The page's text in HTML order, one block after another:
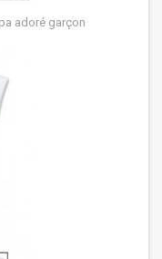
adoré garçon